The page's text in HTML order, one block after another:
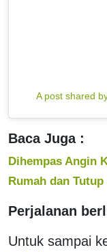
A post shared
Baca Juga :
Dihempas Angin
Rumah dan Tutup
Perjalanan
Untuk sampai